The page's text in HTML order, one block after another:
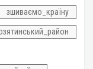
зшиваємо_країну